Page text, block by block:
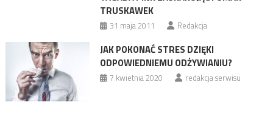
TRUSKAWEK
31 maja 2011 Redakcja
JAK POKONAĆ STRES DZIĘKI
ODPOWIEDNIEMU ODŻYWIANIU?
7 kwietnia 2020 redakcja serwisu